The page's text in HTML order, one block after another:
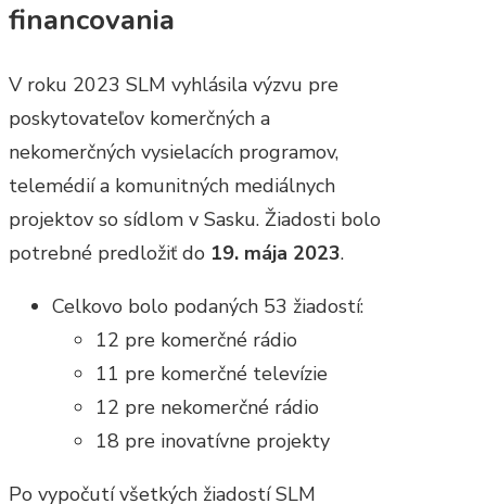
financovania
V roku 2023 SLM vyhlásila výzvu pre
poskytovateľov komerčných a
nekomerčných vysielacích programov,
telemédií a komunitných mediálnych
projektov so sídlom v Sasku. Žiadosti bolo
potrebné predložiť do 19. mája 2023.
Celkovo bolo podaných 53 žiadostí:
12 pre komerčné rádio
11 pre komerčné televízie
12 pre nekomerčné rádio
18 pre inovatívne projekty
Po vypočutí všetkých žiadostí SLM